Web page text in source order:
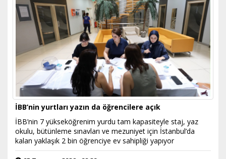
İBB’nin yurtları yazın da öğrencilere açık
İBB’nin 7 yükseköğrenim yurdu tam kapasiteyle staj, yaz
okulu, bütünleme sınavları ve mezuniyet için İstanbul’da
kalan yaklaşık 2 bin öğrenciye ev sahipliği yapıyor